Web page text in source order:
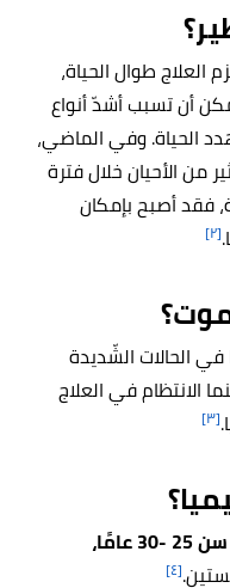
العلاج طوال الحياة،
أن تسبب أشدّ أنواع
الحياة. وفي الماضي،
من الأحيان خلال فترة
فقد أصبح بإمكان
[٢]
الحالات الشّديدة
الانتظام في العلاج
[٣]
عامًا،
[٤]